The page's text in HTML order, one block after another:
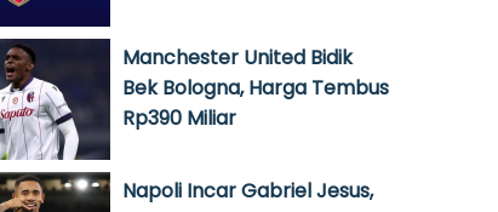
Manchester United Bidik
Bek Bologna, Harga Tembus
Rp390 Miliar
Napoli Incar Gabriel Jesus,